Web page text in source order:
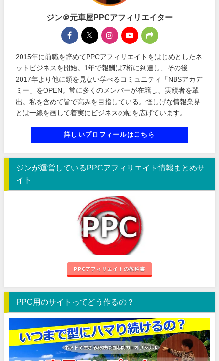
ジン＠元車屋PPCアフィリエイター
2015年に前職を辞めてPPCアフィリエイトをはじめとしたネ
ットビジネスを開始。1年で報酬は7桁に到達し、その後
2017年より他に類を見ない学べるコミュニティ「NBSアカデ
ミー」をOPEN。常に多くのメンバーが在籍し、実績者を輩
出。私を含めて皆で高みを目指している。怪しげな情報業界
とは一線を画して着実にビジネスの幅を広げています。
詳しいプロフィールはこちら
ジンが運営しているPPCアフィリエイト情報まとめサ
イト
PPCアフィリエイトの教科書
PPC用のサイトってどう作るの？